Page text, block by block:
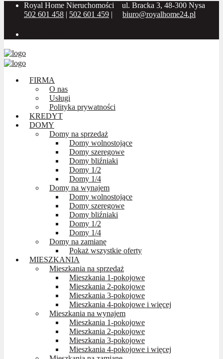
Royal Home Nieruchomości
ul. Bracka 3, 48-300 Nysa
502 601 458 | 502 601 459 | biuro@royalhome24.pl
FIRMA
O nas
Usługi
Polityka prywatności
KREDYT
DOMY
Domy na sprzedaż
Domy wolnostojące
Domy szeregowe
Domy bliźniaki
Domy 1/2
Domy 1/4
Domy na wynajem
Domy wolnostojące
Domy szeregowe
Domy bliźniaki
Domy 1/2
Domy 1/4
Domy na zamianę
Pokaż wszystkie oferty
MIESZKANIA
Mieszkania na sprzedaż
Mieszkania 1-pokojowe
Mieszkania 2-pokojowe
Mieszkania 3-pokojowe
Mieszkania 4-pokojowe i więcej
Mieszkania na wynajem
Mieszkania 1-pokojowe
Mieszkania 2-pokojowe
Mieszkania 3-pokojowe
Mieszkania 4-pokojowe i więcej